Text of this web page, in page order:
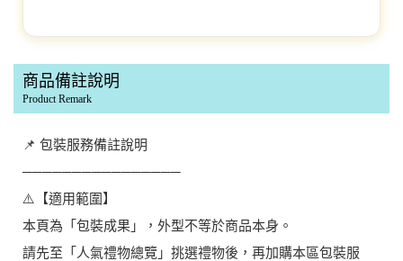
商品備註說明
Product Remark
📌 包裝服務備註說明
────────────────
⚠️【適用範圍】
本頁為「包裝成果」，外型不等於商品本身。
請先至「人氣禮物總覽」挑選禮物後，再加購本區包裝服